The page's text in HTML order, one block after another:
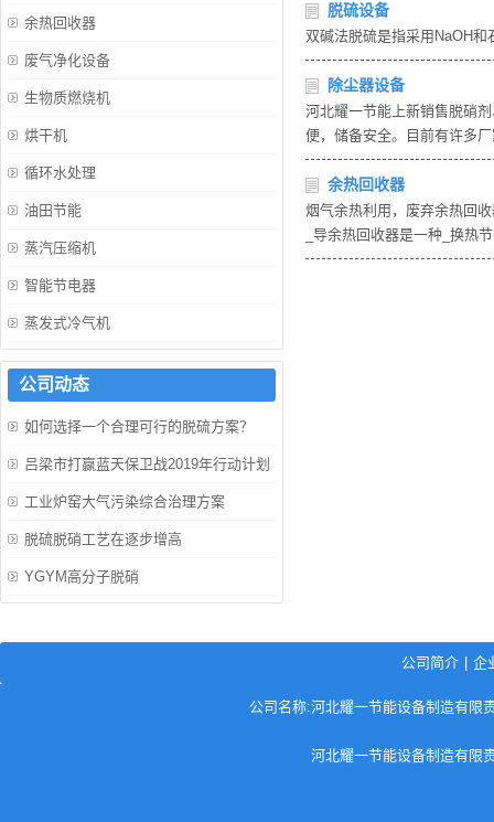
脱硫设备
双碱法脱硫是指采用NaOH
除尘器设备
河北耀一节能上新销售脱硝
便，储备安全。目前有许多
余热回收器
烟气余热利用，废弃余热回
_导余热回收器是一种_换热
余热回收器
废气净化设备
生物质燃烧机
烘干机
循环水处理
油田节能
蒸汽压缩机
智能节电器
蒸发式冷气机
公司动态
如何选择一个合理可行的脱硫方案？
吕梁市打赢蓝天保卫战2019年行动计划
工业炉窑大气污染综合治理方案
脱硫脱硝工艺在逐步增高
YGYM高分子脱硝
公司简介 企
公司名称:河北耀一节能设备制造有限
河北耀一节能设备制造有限